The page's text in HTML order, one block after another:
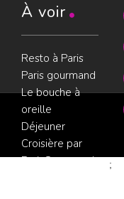
À voir
Resto à Paris
Paris gourmand
Le bouche à
oreille
Déjeuner
Croisière par
ParisGourmand
;